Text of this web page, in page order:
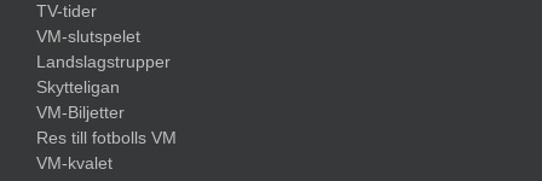
TV-tider
VM-slutspelet
Landslagstrupper
Skytteligan
VM-Biljetter
Res till fotbolls VM
VM-kvalet